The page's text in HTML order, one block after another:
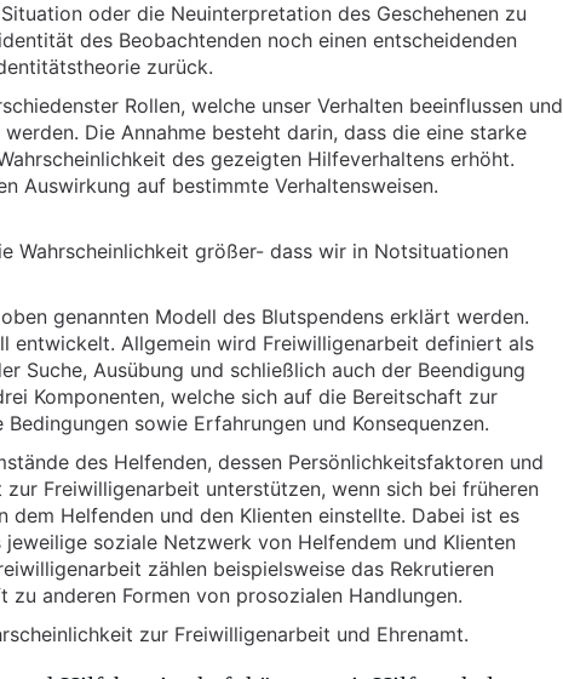
oder die Neuinterpretation des Geschehenen zu
des Beobachtenden noch einen entscheidenden
zurück.
Rollen, welche unser Verhalten beeinflussen und
Die Annahme besteht darin, dass die eine starke
des gezeigten Hilfeverhaltens erhöht.
Auswirkung auf bestimmte Verhaltensweisen.
Wahrscheinlichkeit größer- dass wir in Notsituationen
genannten Modell des Blutspendens erklärt werden.
entwickelt. Allgemein wird Freiwilligenarbeit definiert als
Suche, Ausübung und schließlich auch der Beendigung
Komponenten, welche sich auf die Bereitschaft zur
sowie Erfahrungen und Konsequenzen.
des Helfenden, dessen Persönlichkeitsfaktoren und
Freiwilligenarbeit unterstützen, wenn sich bei früheren
Helfenden und den Klienten einstellte. Dabei ist es
soziale Netzwerk von Helfendem und Klienten
zählen beispielsweise das Rekrutieren
anderen Formen von prosozialen Handlungen.
zur Freiwilligenarbeit und Ehrenamt.